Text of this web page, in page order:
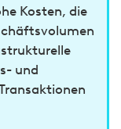
Kosten, die
und